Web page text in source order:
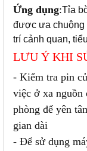
Ứng dụng:Tỉa
được ưa chuộng
trí cảnh quan,
LƯU Ý KHI
- Kiểm tra pin
việc ở xa nguồn
phòng để yên
gian dài
- Để sử dụng